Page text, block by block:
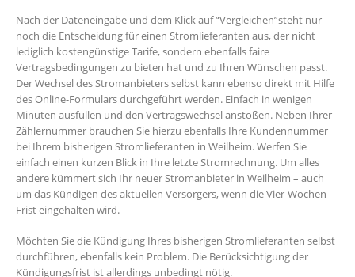
Nach der Dateneingabe und dem Klick auf “Vergleichen”steht nur
noch die Entscheidung für einen Stromlieferanten aus, der nicht
lediglich kostengünstige Tarife, sondern ebenfalls faire
Vertragsbedingungen zu bieten hat und zu Ihren Wünschen passt.
Der Wechsel des Stromanbieters selbst kann ebenso direkt mit Hilfe
des Online-Formulars durchgeführt werden. Einfach in wenigen
Minuten ausfüllen und den Vertragswechsel anstoßen. Neben Ihrer
Zählernummer brauchen Sie hierzu ebenfalls Ihre Kundennummer
bei Ihrem bisherigen Stromlieferanten in Weilheim. Werfen Sie
einfach einen kurzen Blick in Ihre letzte Stromrechnung. Um alles
andere kümmert sich Ihr neuer Stromanbieter in Weilheim – auch
um das Kündigen des aktuellen Versorgers, wenn die Vier-Wochen-
Frist eingehalten wird.
Möchten Sie die Kündigung Ihres bisherigen Stromlieferanten selbst
durchführen, ebenfalls kein Problem. Die Berücksichtigung der
Kündigungsfrist ist allerdings unbedingt nötig.